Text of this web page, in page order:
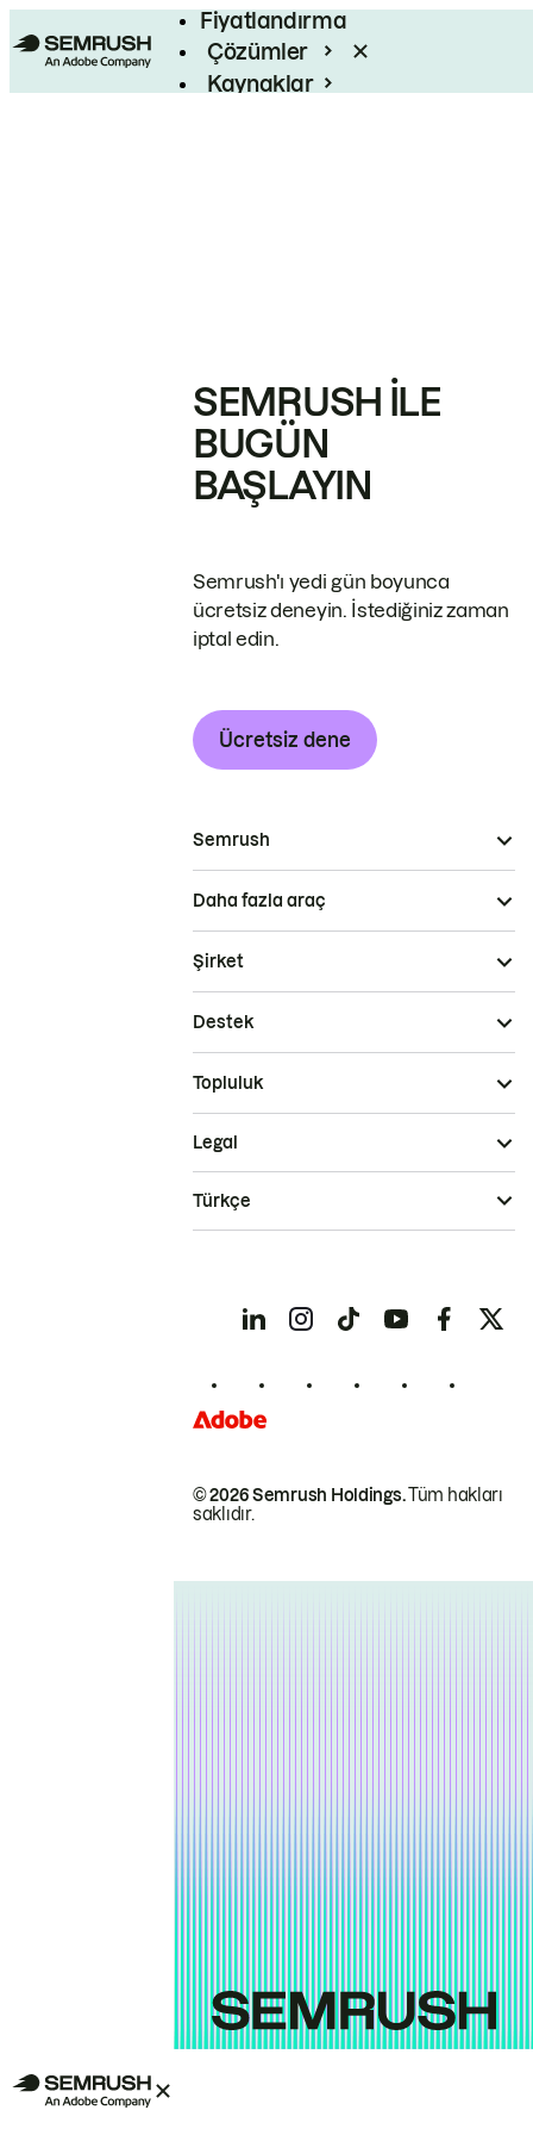
Fiyatlandırma
Çözümler
Kaynaklar
SEMRUSH ILE
BUGÜN
BAŞLAYIN
Semrush'ı yedi gün boyunca
ücretsiz deneyin. İstediğiniz zaman
iptal edin.
Ücretsiz dene
Semrush
Daha fazla araç
Şirket
Destek
Topluluk
© 2026 Semrush Holdings.Tüm hakları
saklıdır.
Legal
Türkçe